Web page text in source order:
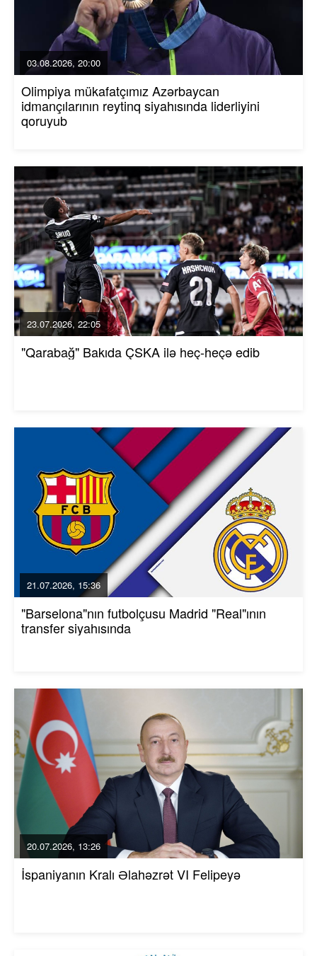
03.08.2026, 20:00
Olimpiya mükafatçımız Azərbaycan
idmançılarının reytinq siyahısında liderliyini
qoruyub
23.07.2026, 22:05
"Qarabağ" Bakıda ÇSKA ilə heç-heçə edib
21.07.2026, 15:36
"Barselona"nın futbolçusu Madrid "Real"ının
transfer siyahısında
20.07.2026, 13:26
İspaniyanın Kralı Əlahəzrət VI Felipeyə